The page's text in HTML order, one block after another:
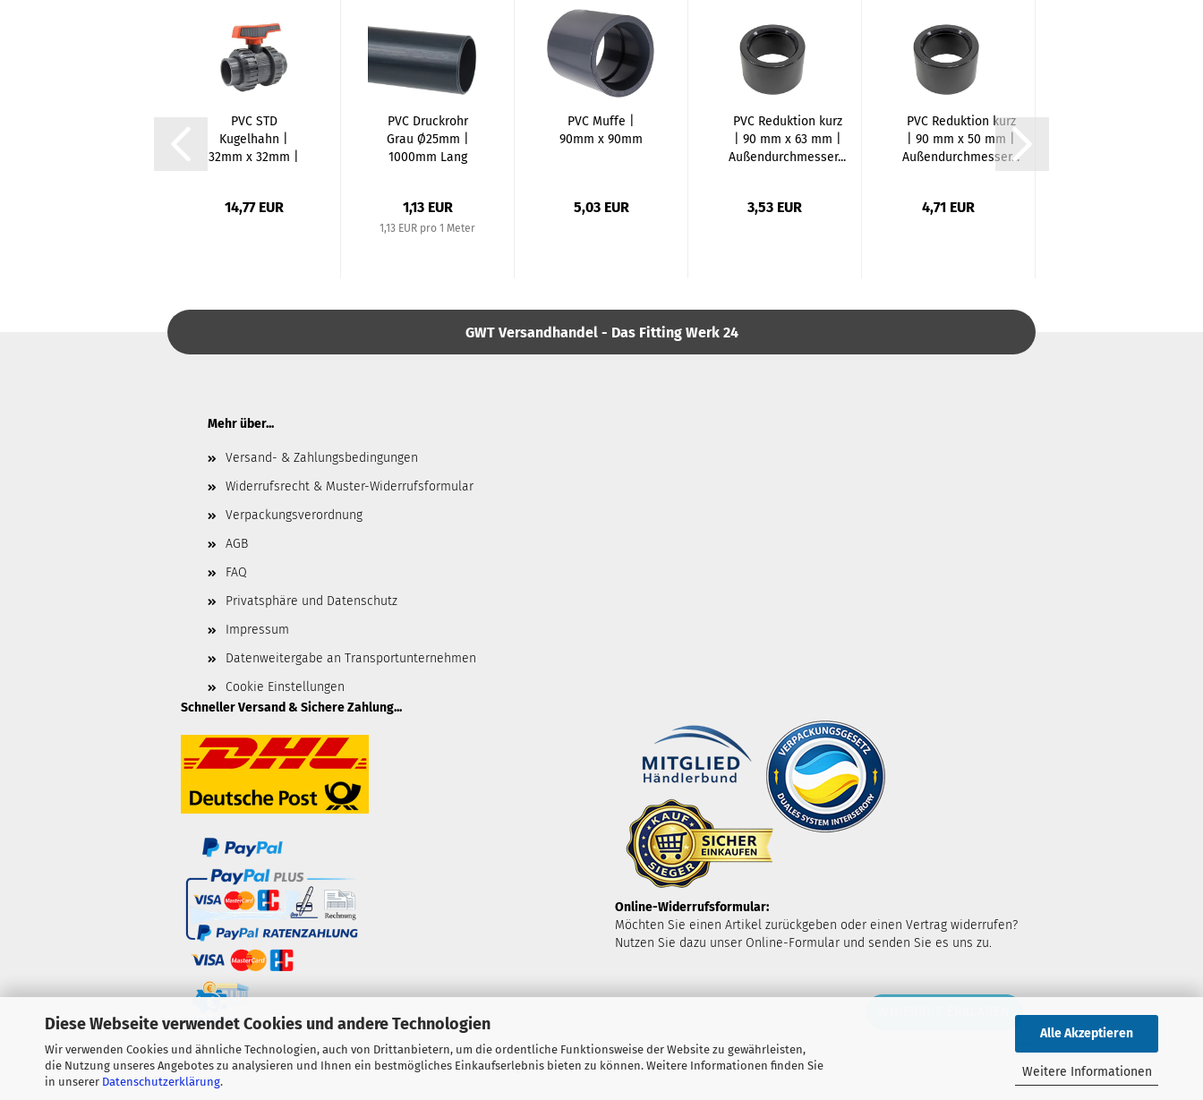
Diese Webseite verwendet Cookies und andere Technologien
Wir verwenden Cookies und ähnliche Technologien, auch von Drittanbietern, um die ordentliche Funktionsweise der Website zu gewährleisten,
die Nutzung unseres Angebotes zu analysieren und Ihnen ein bestmögliches Einkaufserlebnis bieten zu können. Weitere Informationen finden Sie
in unserer Datenschutzerklärung.
Alle Akzeptieren
Weitere Informationen
PVC STD
Kugelhahn |
32mm x 32mm |
14,77 EUR
PVC Druckrohr
Grau Ø25mm |
1000mm Lang
1,13 EUR
1,13 EUR pro 1 Meter
PVC Muffe |
90mm x 90mm
5,03 EUR
PVC Reduktion kurz
| 90 mm x 63 mm |
Außendurchmesser...
3,53 EUR
PVC Reduktion kurz
| 90 mm x 50 mm |
Außendurchmesser...
4,71 EUR
GWT Versandhandel - Das Fitting Werk 24
Mehr über...
Versand- & Zahlungsbedingungen
Widerrufsrecht & Muster-Widerrufsformular
Verpackungsverordnung
AGB
FAQ
Privatsphäre und Datenschutz
Impressum
Datenweitergabe an Transportunternehmen
Cookie Einstellungen
Schneller Versand & Sichere Zahlung...
Online-Widerrufsformular:
Möchten Sie einen Artikel zurückgeben oder einen Vertrag widerrufen?
Nutzen Sie dazu unser Online-Formular und senden Sie es uns zu.
Shopping Cart Solution by Gambio.com © 2023